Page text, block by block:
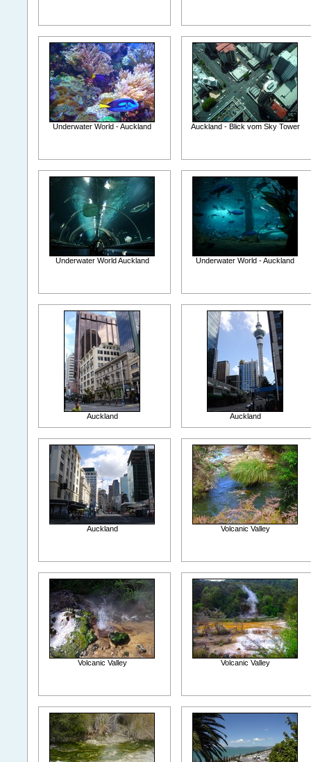
Underwater World - Auckland Auckland - Blick vom Sky Tower
Underwater World Auckland Underwater World - Auckland
Auckland Auckland
Auckland Volcanic Valley
Volcanic Valley Volcanic Valley